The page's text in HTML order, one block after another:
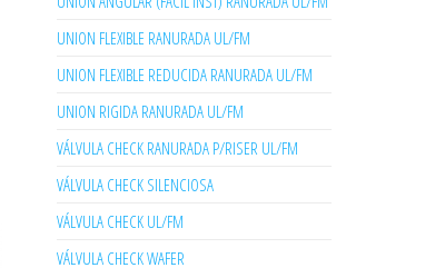
UNION FLEXIBLE RANURADA UL/FM
UNION FLEXIBLE REDUCIDA RANURADA UL/FM
UNION RIGIDA RANURADA UL/FM
VÁLVULA CHECK RANURADA P/RISER UL/FM
VÁLVULA CHECK SILENCIOSA
VÁLVULA CHECK UL/FM
VÁLVULA CHECK WAFER